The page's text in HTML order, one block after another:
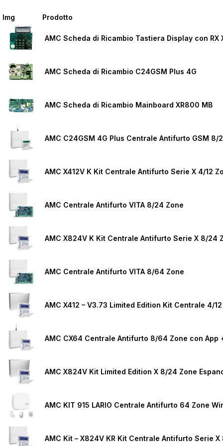
Img Prodotto
AMC Scheda di Ricambio Tastiera Display con RX
AMC Scheda di Ricambio C24GSM Plus 4G
AMC Scheda di Ricambio Mainboard XR800 MB
AMC C24GSM 4G Plus Centrale Antifurto GSM 8/
AMC Centrale Antifurto VITA 8/24 Zone
AMC Centrale Antifurto VITA 8/64 Zone
AMC CX64 Centrale Antifurto 8/64 Zone con App
AMC X824V Kit Limited Edition X 8/24 Zone
AMC KIT 915 LARIO Centrale Antifurto 64 Zone